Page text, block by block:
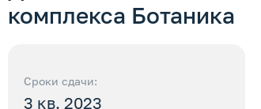
комплекса Ботаника
Сроки сдачи:
3 кв. 2023